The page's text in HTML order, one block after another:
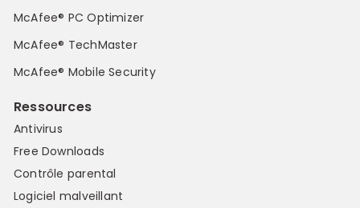
McAfee® PC Optimizer
McAfee® TechMaster
McAfee® Mobile Security
Ressources
Antivirus
Free Downloads
Contrôle parental
Logiciel malveillant